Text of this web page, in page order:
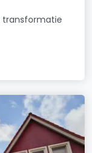
transformatie